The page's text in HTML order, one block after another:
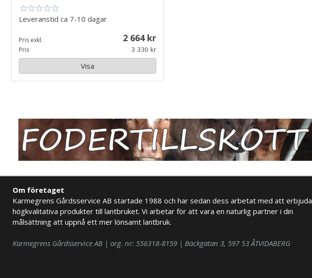
Leveranstid ca 7-10 dagar
Pris exkl. 2 664
Pris 3 330
Visa
Om företaget
Karmegrens Gårdsservice AB startade 1988 och har sedan dess arbetat med att erbjuda
högkvalitativa produkter till lantbruket. Vi arbetar för att vara en naturlig partner i din
målsättning att uppnå ett mer lönsamt lantbruk.
Karmegrens Gårdsservice AB | org. nr: 556318-8159 | Bäckgatan 3, 597 53 ÅTVIDABERG